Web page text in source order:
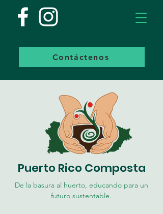
Puerto Rico Composta
De la basura al huerto, educando para un
futuro sustentable.
Contáctenos